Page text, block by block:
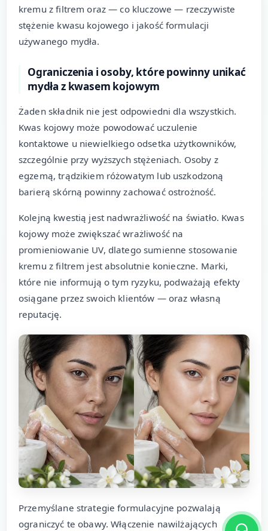
kremu z filtrem oraz — co kluczowe — rzeczywiste
stężenie kwasu kojowego i jakość formulacji
używanego mydła.
Ograniczenia i osoby, które powinny unikać
mydła z kwasem kojowym
Żaden składnik nie jest odpowiedni dla wszystkich.
Kwas kojowy może powodować uczulenie
kontaktowe u niewielkiego odsetka użytkowników,
szczególnie przy wyższych stężeniach. Osoby z
egzemą, trądzikiem różowatym lub uszkodzoną
barierą skórną powinny zachować ostrożność.
Kolejną kwestią jest nadwrażliwość na światło. Kwas
kojowy może zwiększać wrażliwość na
promieniowanie UV, dlatego sumienne stosowanie
kremu z filtrem jest absolutnie konieczne. Marki,
które nie informują o tym ryzyku, podważają efekty
osiągane przez swoich klientów — oraz własną
reputację.
Przemyślane strategie formulacyjne pozwalają
ograniczyć te obawy. Włączenie nawilżających